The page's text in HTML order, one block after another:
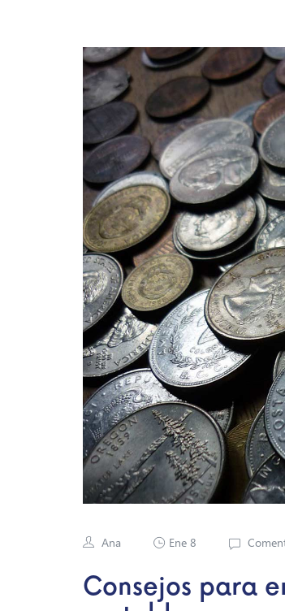
Ana Ene 8
Consejos para